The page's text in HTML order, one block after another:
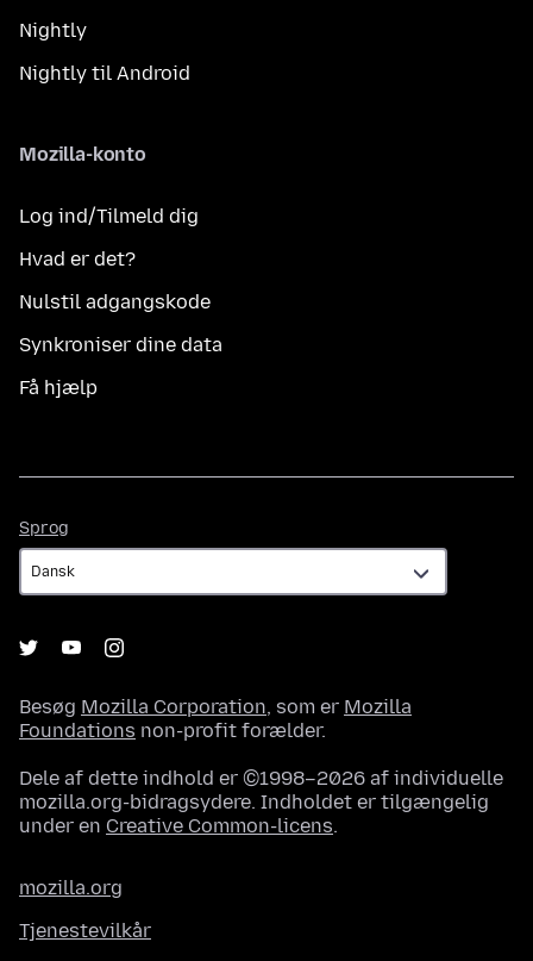
Nightly
Nightly til Android
Mozilla-konto
Log ind/Tilmeld dig
Hvad er det?
Nulstil adgangskode
Synkroniser dine data
Få hjælp
Sprog
Besøg Mozilla Corporation, som er Mozilla
Foundations non-profit forælder.
Dele af dette indhold er ©1998–2026 af individuelle
mozilla.org-bidragsydere. Indholdet er tilgængelig
under en Creative Common-licens.
mozilla.org
Tjenestevilkår